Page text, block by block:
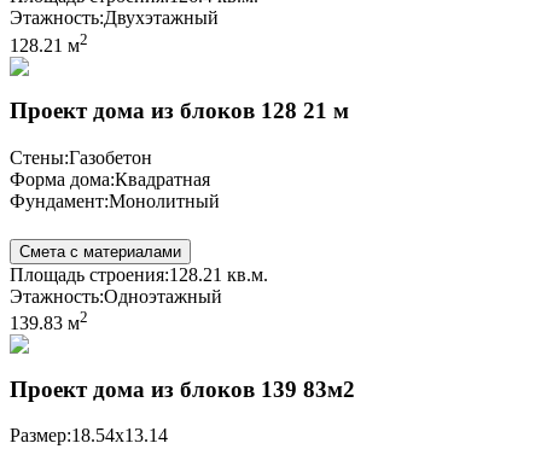
Этажность:Двухэтажный
128.21 м2
Проект дома из блоков 128 21 м
Стены:Газобетон
Форма дома:Квадратная
Фундамент:Монолитный
Смета с материалами
Площадь строения:128.21 кв.м.
Этажность:Одноэтажный
139.83 м2
Проект дома из блоков 139 83м2
Размер:18.54x13.14